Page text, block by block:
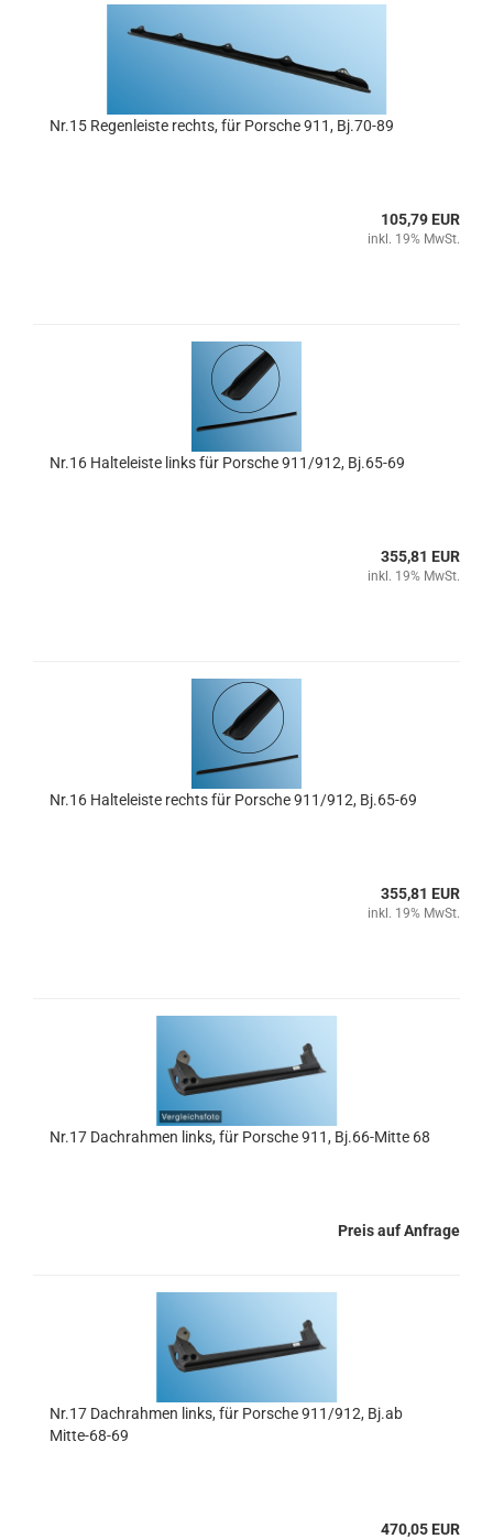
Nr.15 Regenleiste rechts, für Porsche 911, Bj.70-89
105,79 EUR
inkl. 19% MwSt.
Nr.16 Halteleiste links für Porsche 911/912, Bj.65-69
355,81 EUR
inkl. 19% MwSt.
Nr.16 Halteleiste rechts für Porsche 911/912, Bj.65-69
355,81 EUR
inkl. 19% MwSt.
Nr.17 Dachrahmen links, für Porsche 911, Bj.66-Mitte 68
Preis auf Anfrage
Nr.17 Dachrahmen links, für Porsche 911/912, Bj.ab
Mitte-68-69
470,05 EUR